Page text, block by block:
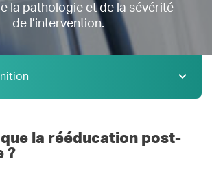
la pathologie et de la sévérité
de l’intervention.
que la rééducation post-
?